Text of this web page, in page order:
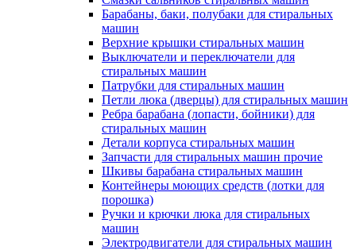
Барабаны, баки, полубаки для стиральных
машин
Верхние крышки стиральных машин
Выключатели и переключатели для
стиральных машин
Патрубки для стиральных машин
Петли люка (дверцы) для стиральных машин
Ребра барабана (лопасти, бойники) для
стиральных машин
Детали корпуса стиральных машин
Запчасти для стиральных машин прочие
Шкивы барабана стиральных машин
Контейнеры моющих средств (лотки для
порошка)
Ручки и крючки люка для стиральных
машин
Электродвигатели для стиральных машин